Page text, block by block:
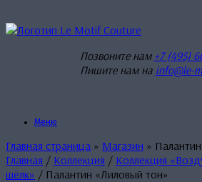
к
Позвоните нам +7 (495)
Пишите нам на info@le-
Меню
Главная страница » Магазин »
Главная / Коллекция / Коллекция
шёлк» / Палантин «Лиловый тон»